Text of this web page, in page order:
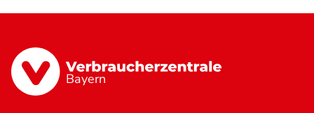
Bayern